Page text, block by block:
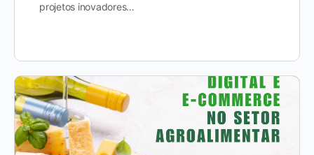
projetos inovadores…